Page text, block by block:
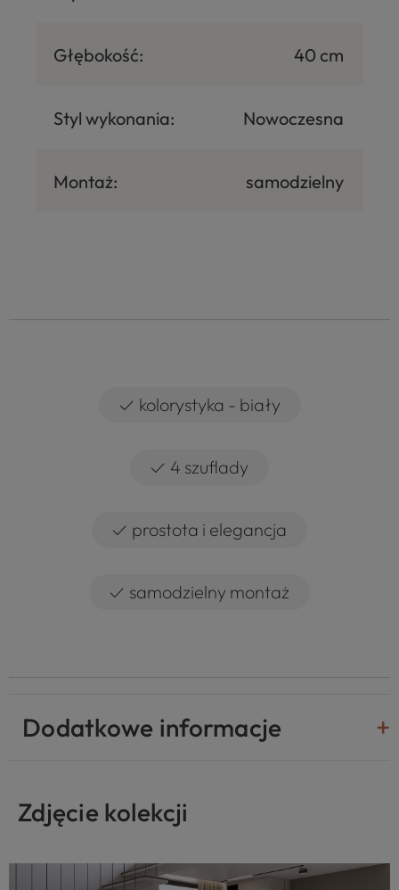
Głębokość: 40 cm
Styl wykonania: Nowoczesna
Montaż: samodzielny
✓ kolorystyka - biały
✓ 4 szuflady
✓ prostota i elegancja
✓ samodzielny montaż
Dodatkowe informacje
Zdjęcie kolekcji